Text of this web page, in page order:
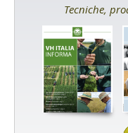
Tecniche,